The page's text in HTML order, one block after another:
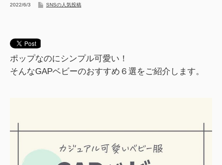
2022/6/3 SNSの人気投稿
ポップなのにシンプル可愛い！
そんなGAPベビーのおすすめ６選をご紹介します。